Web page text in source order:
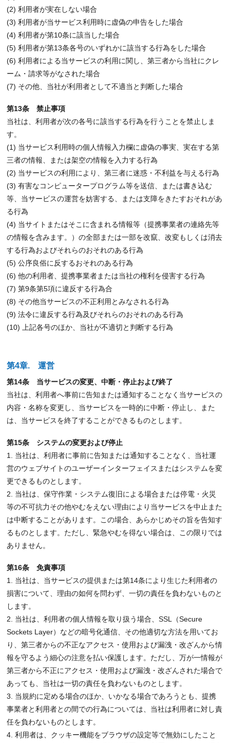
(2) 利用者が実在しない場合
(3) 利用者が当サービス利用時に虚偽の申告をした場合
(4) 利用者が第10条に該当した場合
(5) 利用者が第13条各号のいずれかに該当する行為をした場合
(6) 利用者による当サービスの利用に関し、第三者から当社にクレ
ーム・請求等がなされた場合
(7) その他、当社が利用者として不適当と判断した場合
第13条 禁止事項
当社は、利用者が次の各号に該当する行為を行うことを禁止しま
す。
(1) 当サービス利用時の個人情報入力欄に虚偽の事実、実在する第
三者の情報、または架空の情報を入力する行為
(2) 当サービスの利用により、第三者に迷惑・不利益を与える行為
(3) 有害なコンピュータープログラム等を送信、または書き込む
等、当サービスの運営を妨害する、または支障をきたすおそれがあ
る行為
(4) 当サイトまたはそこに含まれる情報等（提携事業者の連絡先等
の情報を含みます。）の全部または一部を改竄、改変もしくは消去
する行為およびそれらのおそれのある行為
(5) 公序良俗に反するおそれのある行為
(6) 他の利用者、提携事業者または当社の権利を侵害する行為
(7) 第9条第5項に違反する行為合
(8) その他当サービスの不正利用とみなされる行為
(9) 法令に違反する行為及びそれらのおそれのある行為
(10) 上記各号のほか、当社が不適切と判断する行為
第4章. 運営
第14条 当サービスの変更、中断・停止および終了
当社は、利用者へ事前に告知または通知することなく当サービスの
内容・名称を変更し、当サービスを一時的に中断・停止し、また
は、当サービスを終了することができるものとします。
第15条 システムの変更および停止
1. 当社は、利用者に事前に告知または通知することなく、当社運
営のウェブサイトのユーザーインターフェイスまたはシステムを変
更できるものとします。
2. 当社は、保守作業・システム復旧による場合または停電・火災
等の不可抗力その他やむをえない理由により当サービスを中止また
は中断することがあります。この場合、あらかじめその旨を告知す
るものとします。ただし、緊急やむを得ない場合は、この限りでは
ありません。
第16条 免責事項
1. 当社は、当サービスの提供または第14条により生じた利用者の
損害について、理由の如何を問わず、一切の責任を負わないものと
します。
2. 当社は、利用者の個人情報を取り扱う場合、SSL（Secure
Sockets Layer）などの暗号化通信、その他適切な方法を用いてお
り、第三者からの不正なアクセス・使用および漏洩・改ざんから情
報を守るよう細心の注意を払い保護します。ただし、万が一情報が
第三者から不正にアクセス・使用および漏洩・改ざんされた場合で
あっても、当社は一切の責任を負わないものとします。
3. 当規約に定める場合のほか、いかなる場合であろうとも、提携
事業者と利用者との間での行為については、当社は利用者に対し責
任を負わないものとします。
4. 利用者は、クッキー機能をブラウザの設定等で無効にしたこと